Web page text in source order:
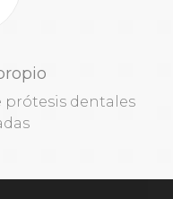
prótesis dentales